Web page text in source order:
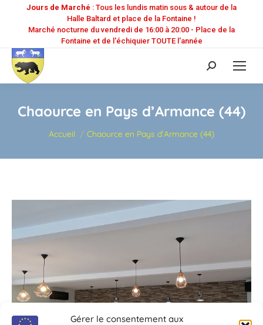
Gérer le consentement aux
Jours de Marché : Tous les lundis matin sous & autour de la
Halle Baltard et place de la Fontaine !
Marché nocturne du vendredi de 16:00 à 20:00 - Place de la
Fontaine et de l'échiquier TOUTE l'année
Recherche
:
Chaource en Pays d’Armance (44)
Vous êtes ici :
Accueil Chaource en Pays d’Armance (44)